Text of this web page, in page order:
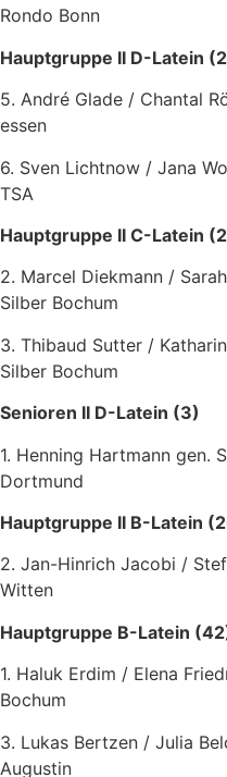
Rondo Bonn
Hauptgruppe II D-Latein
5. André Glade / Chantal
essen
6. Sven Lichtnow / Jana
TSA
Hauptgruppe II C-Latein
2. Marcel Diekmann /
Silber Bochum
3. Thibaud Sutter /
Silber Bochum
Senioren II D-Latein (3)
1. Henning Hartmann gen.
Dortmund
Hauptgruppe II B-Latein
2. Jan-Hinrich Jacobi /
Witten
Hauptgruppe B-Latein
1. Haluk Erdim / Elena
Bochum
3. Lukas Bertzen / Julia
Augustin